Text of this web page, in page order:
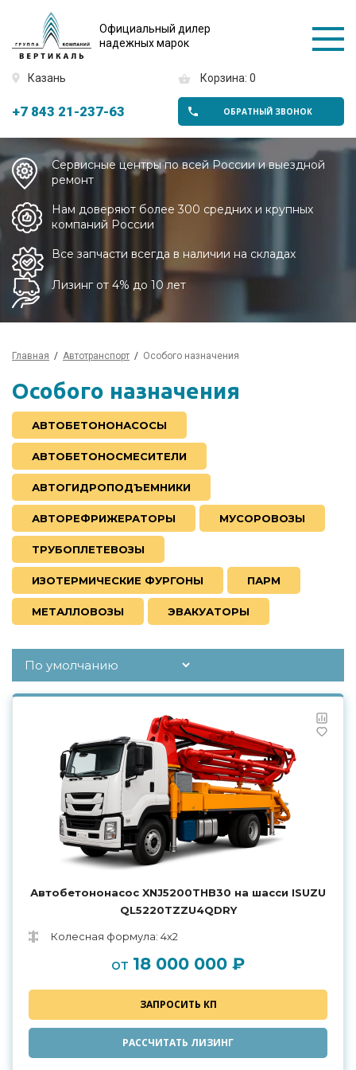
Официальный дилер
надежных марок
Казань Корзина: 0
+7 843 21-237-63 ОБРАТНЫЙ ЗВОНОК
Сервисные центры по всей России и выездной
ремонт
Нам доверяют более 300 средних и крупных
компаний России
Все запчасти всегда в наличии на складах
Лизинг от 4% до 10 лет
Главная Автотранспорт Особого назначения
Особого назначения
АВТОБЕТОНОНАСОСЫ
АВТОБЕТОНОСМЕСИТЕЛИ
АВТОГИДРОПОДЪЕМНИКИ
АВТОРЕФРИЖЕРАТОРЫ МУСОРОВОЗЫ
ТРУБОПЛЕТЕВОЗЫ
ИЗОТЕРМИЧЕСКИЕ ФУРГОНЫ ПАРМ
МЕТАЛЛОВОЗЫ ЭВАКУАТОРЫ
Автобетононасос XNJ5200THB30 на шасси ISUZU
QL5220TZZU4QDRY
Колесная формула: 4х2
от 18 000 000 ₽
ЗАПРОСИТЬ КП
РАССЧИТАТЬ ЛИЗИНГ